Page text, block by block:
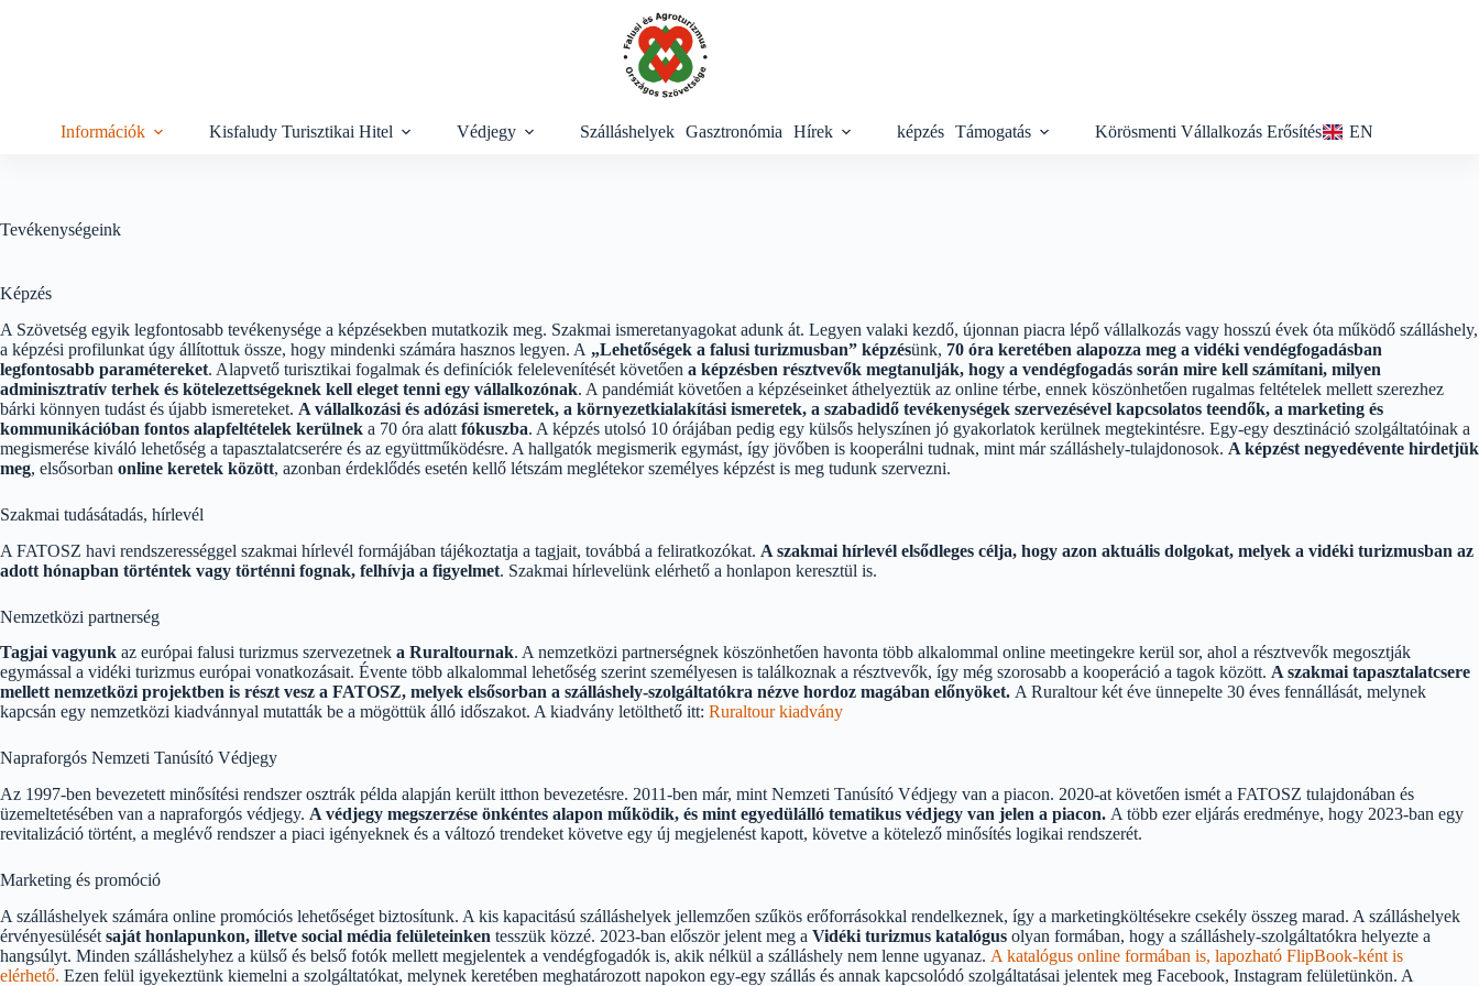
Információk Kisfaludy Turisztikai Hitel Védjegy Szálláshelyek Gasztronómia Hírek képzés Támogatás Körösmenti Vállalkozás Erősítés EN
Tevékenységeink
Képzés
A Szövetség egyik legfontosabb tevékenysége a képzésekben mutatkozik meg. Szakmai ismeretanyagokat adunk át. Legyen valaki kezdő, újonnan piacra lépő vállalkozás vagy hosszú évek óta működő szálláshely,
a képzési profilunkat úgy állítottuk össze, hogy mindenki számára hasznos legyen. A „Lehetőségek a falusi turizmusban” képzésünk, 70 óra keretében alapozza meg a vidéki vendégfogadásban
legfontosabb paramétereket. Alapvető turisztikai fogalmak és definíciók felelevenítését követően a képzésben résztvevők megtanulják, hogy a vendégfogadás során mire kell számítani, milyen
adminisztratív terhek és kötelezettségeknek kell eleget tenni egy vállalkozónak. A pandémiát követően a képzéseinket áthelyeztük az online térbe, ennek köszönhetően rugalmas feltételek mellett szerezhez
bárki könnyen tudást és újabb ismereteket. A vállalkozási és adózási ismeretek, a környezetkialakítási ismeretek, a szabadidő tevékenységek szervezésével kapcsolatos teendők, a marketing és
kommunikációban fontos alapfeltételek kerülnek a 70 óra alatt fókuszba. A képzés utolsó 10 órájában pedig egy külsős helyszínen jó gyakorlatok kerülnek megtekintésre. Egy-egy desztináció szolgáltatóinak a
megismerése kiváló lehetőség a tapasztalatcserére és az együttműködésre. A hallgatók megismerik egymást, így jövőben is kooperálni tudnak, mint már szálláshely-tulajdonosok. A képzést negyedévente hirdetjük
meg, elsősorban online keretek között, azonban érdeklődés esetén kellő létszám meglétekor személyes képzést is meg tudunk szervezni.
Szakmai tudásátadás, hírlevél
A FATOSZ havi rendszerességgel szakmai hírlevél formájában tájékoztatja a tagjait, továbbá a feliratkozókat. A szakmai hírlevél elsődleges célja, hogy azon aktuális dolgokat, melyek a vidéki turizmusban az
adott hónapban történtek vagy történni fognak, felhívja a figyelmet. Szakmai hírlevelünk elérhető a honlapon keresztül is.
Nemzetközi partnerség
Tagjai vagyunk az európai falusi turizmus szervezetnek a Ruraltournak. A nemzetközi partnerségnek köszönhetően havonta több alkalommal online meetingekre kerül sor, ahol a résztvevők megosztják
egymással a vidéki turizmus európai vonatkozásait. Évente több alkalommal lehetőség szerint személyesen is találkoznak a résztvevők, így még szorosabb a kooperáció a tagok között. A szakmai tapasztalatcsere
mellett nemzetközi projektben is részt vesz a FATOSZ, melyek elsősorban a szálláshely-szolgáltatókra nézve hordoz magában előnyöket. A Ruraltour két éve ünnepelte 30 éves fennállását, melynek
kapcsán egy nemzetközi kiadvánnyal mutatták be a mögöttük álló időszakot. A kiadvány letölthető itt: Ruraltour kiadvány
Napraforgós Nemzeti Tanúsító Védjegy
Az 1997-ben bevezetett minősítési rendszer osztrák példa alapján került itthon bevezetésre. 2011-ben már, mint Nemzeti Tanúsító Védjegy van a piacon. 2020-at követően ismét a FATOSZ tulajdonában és
üzemeltetésében van a napraforgós védjegy. A védjegy megszerzése önkéntes alapon működik, és mint egyedülálló tematikus védjegy van jelen a piacon. A több ezer eljárás eredménye, hogy 2023-ban egy
revitalizáció történt, a meglévő rendszer a piaci igényeknek és a változó trendeket követve egy új megjelenést kapott, követve a kötelező minősítés logikai rendszerét.
Marketing és promóció
A szálláshelyek számára online promóciós lehetőséget biztosítunk. A kis kapacitású szálláshelyek jellemzően szűkös erőforrásokkal rendelkeznek, így a marketingköltésekre csekély összeg marad. A szálláshelyek
érvényesülését saját honlapunkon, illetve social média felületeinken tesszük közzé. 2023-ban először jelent meg a Vidéki turizmus katalógus olyan formában, hogy a szálláshely-szolgáltatókra helyezte a
hangsúlyt. Minden szálláshelyhez a külső és belső fotók mellett megjelentek a vendégfogadók is, akik nélkül a szálláshely nem lenne ugyanaz. A katalógus online formában is, lapozható FlipBook-ként is
elérhető. Ezen felül igyekeztünk kiemelni a szolgáltatókat, melynek keretében meghatározott napokon egy-egy szállás és annak kapcsolódó szolgáltatásai jelentek meg Facebook, Instagram felületünkön. A